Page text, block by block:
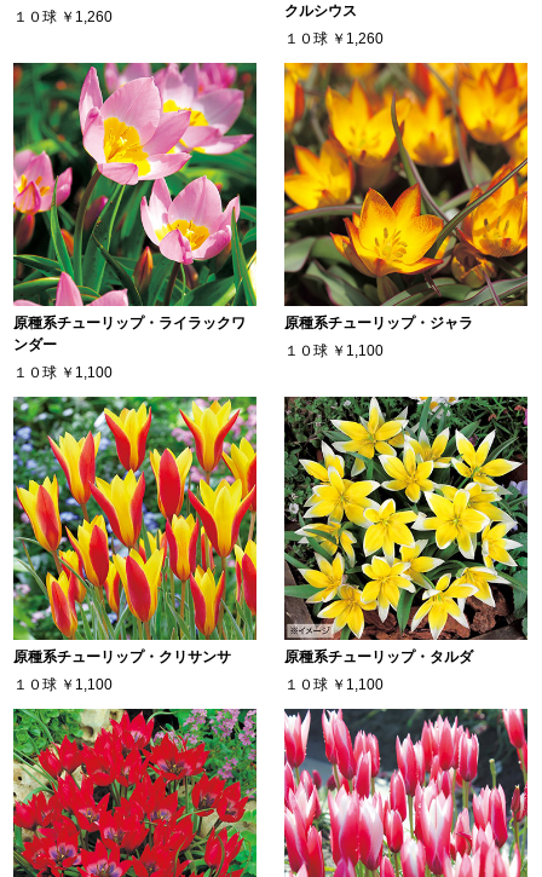
１０球 ￥1,260
クルシウス
１０球 ￥1,260
原種系チューリップ・ライラックワ
ンダー
１０球 ￥1,100
原種系チューリップ・ジャラ
１０球 ￥1,100
原種系チューリップ・クリサンサ
１０球 ￥1,100
原種系チューリップ・タルダ
１０球 ￥1,100